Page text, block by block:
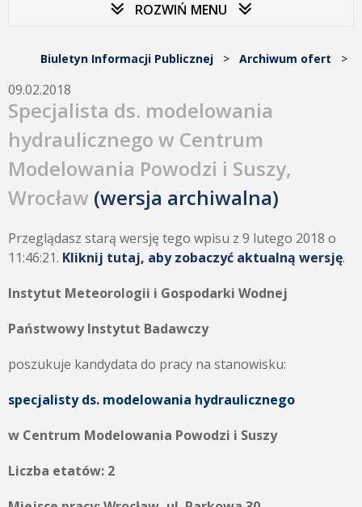
ROZWIŃ MENU
Biuletyn Informacji Publicznej > Archiwum ofert >
09.02.2018
Specjalista ds. modelowania
hydraulicznego w Centrum
Modelowania Powodzi i Suszy,
Wrocław (wersja archiwalna)
Przeglądasz starą wersję tego wpisu z 9 lutego 2018 o
11:46:21. Kliknij tutaj, aby zobaczyć aktualną wersję.
Instytut Meteorologii i Gospodarki Wodnej
Państwowy Instytut Badawczy
poszukuje kandydata do pracy na stanowisku:
specjalisty ds. modelowania hydraulicznego
w Centrum Modelowania Powodzi i Suszy
Liczba etatów: 2